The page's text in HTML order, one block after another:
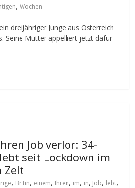
,Wochen
dreijähriger Junge aus Österreich
Seine Mutter appelliert jetzt dafür
Job verlor: 34-
seit Lockdown im
Zelt
, Britin, einem, Ihren, im, in, Job, lebt,